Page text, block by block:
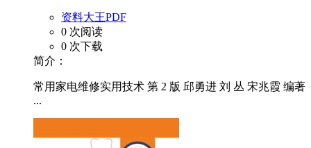
资料大王PDF
0 次阅读
0 次下载
简介：
常用家电维修实用技术 第 2 版 邱勇进 刘 丛 宋兆霞 编著
...